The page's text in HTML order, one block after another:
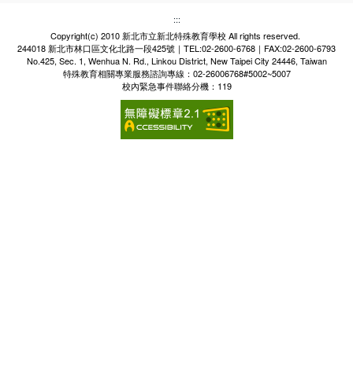
:::
Copyright(c) 2010 新北市立新北特殊教育學校 All rights reserved.
244018 新北市林口區文化北路一段425號｜TEL:02-2600-6768｜FAX:02-2600-6793
No.425, Sec. 1, Wenhua N. Rd., Linkou District, New Taipei City 24446, Taiwan
特殊教育相關專業服務諮詢專線：02-26006768#5002~5007
校內緊急事件聯絡分機：119